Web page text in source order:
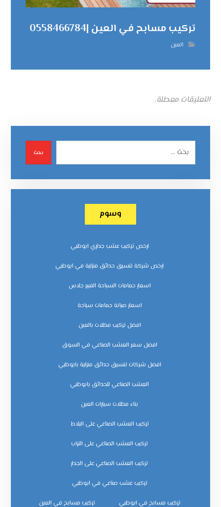
تركيب مسابح في العين |0558466784
العين
التعليقات معطلة.
بحث
وسوم
ارخص تركيب عشب جداري ابوظبي
ارخص شركة تنسيق حدائق منزلية في ابوظبي
اسعار حمامات السباحة الفيبر جلاس
اسعار صيانة حمامات سباحة
افضل تركيب مظلات بالعين
افضل سعر العشب الصناعي في السوق
افضل شركات تنسيق حدائق منزلية بابوظبي
العشب الصناعي للحدائق بابوظبي
بناء مظلات سيارات العين
تركيب العشب الصناعي على البلاط
تركيب العشب الصناعي على التراب
تركيب العشب الصناعي على الجدار
تركيب عشب صناعي في ابوظبي
تركيب مسابح في ابوظبي تركيب مسابح في العين